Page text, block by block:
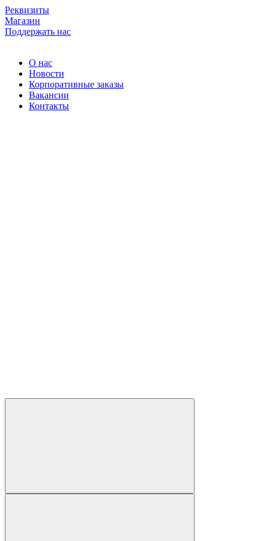
Skip
to
content
Реквизиты
Магазин
Поддержать нас
О нас
Новости
Корпоративные заказы
Вакансии
Контакты